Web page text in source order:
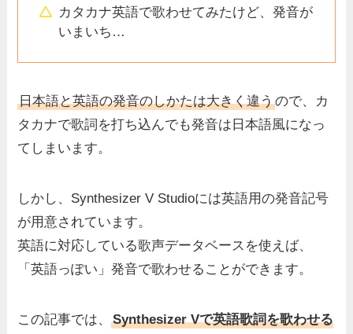
カタカナ英語で歌わせてみたけど、発音が
いまいち…
日本語と英語の発音のしかたは大きく違うので、カ
タカナで歌詞を打ち込んでも発音は日本語風になっ
てしまいます。
しかし、Synthesizer V Studioには英語用の発音記号
が用意されています。
英語に対応している歌声データベース を使えば、
「英語っぽい」発音で歌わせることができます。
この記事では、Synthesizer Vで英語歌詞を歌わせる